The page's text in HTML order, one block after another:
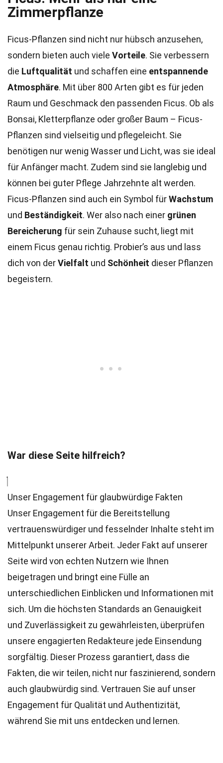
Zimmerpflanze
Ficus-Pflanzen sind nicht nur hübsch anzusehen,
sondern bieten auch viele Vorteile. Sie verbessern
die Luftqualität und schaffen eine entspannende
Atmosphäre. Mit über 800 Arten gibt es für jeden
Raum und Geschmack den passenden Ficus. Ob als
Bonsai, Kletterpflanze oder großer Baum – Ficus-
Pflanzen sind vielseitig und pflegeleicht. Sie
benötigen nur wenig Wasser und Licht, was sie ideal
für Anfänger macht. Zudem sind sie langlebig und
können bei guter Pflege Jahrzehnte alt werden.
Ficus-Pflanzen sind auch ein Symbol fürWachstum
und Beständigkeit. Wer also nach einer grünen
Bereicherung für sein Zuhause sucht, liegt mit
einem Ficus genau richtig. Probier’s aus und lass
dich von derVielfalt und Schönheit dieser Pflanzen
begeistern.
War diese Seite hilfreich?
Unser Engagement für glaubwürdige Fakten
Unser Engagement für die Bereitstellung
vertrauenswürdiger und fesselnder Inhalte steht im
Mittelpunkt unserer Arbeit. Jeder Fakt auf unserer
Seite wird von echten Nutzern wie Ihnen
beigetragen und bringt eine Fülle an
unterschiedlichen Einblicken und Informationen mit
sich. Um die höchsten Standards an Genauigkeit
und Zuverlässigkeit zu gewährleisten, überprüfen
unsere engagierten Redakteure jede Einsendung
sorgfältig. Dieser Prozess garantiert, dass die
Fakten, die wir teilen, nicht nur faszinierend, sondern
auch glaubwürdig sind. Vertrauen Sie auf unser
Engagement für Qualität und Authentizität,
während Sie mit uns entdecken und lernen.